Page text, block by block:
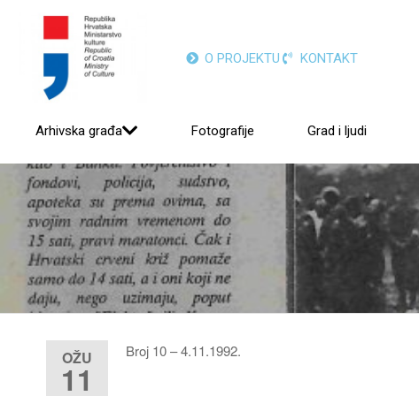
O PROJEKTU KONTAKT
Arhivska građa Fotografije Grad i ljudi
OŽU
11
Broj 10 – 4.11.1992.